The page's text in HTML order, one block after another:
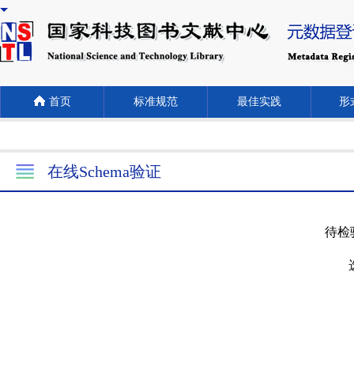
首页 标准规范 最佳实践 形
在线Schema验证
待检